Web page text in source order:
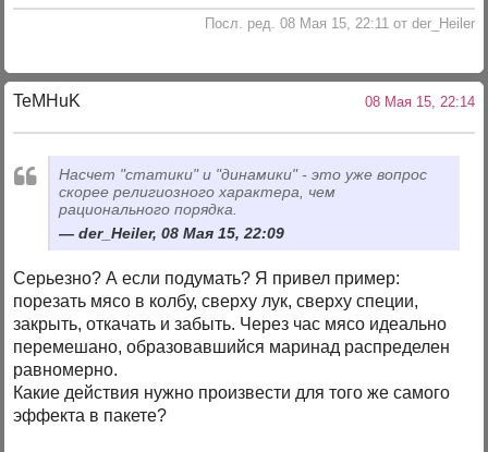
Посл. ред. 08 Мая 15, 22:11 от der_Heiler
TeMHuK 08 Мая 15, 22:14
Насчет "статики" и "динамики" - это уже вопрос
скорее религиозного характера, чем
рационального порядка.
der_Heiler, 08 Мая 15, 22:09
Серьезно? А если подумать? Я привел пример:
порезать мясо в колбу, сверху лук, сверху специи,
закрыть, откачать и забыть. Через час мясо идеально
перемешано, образовавшийся маринад распределен
равномерно.
Какие действия нужно произвести для того же самого
эффекта в пакете?